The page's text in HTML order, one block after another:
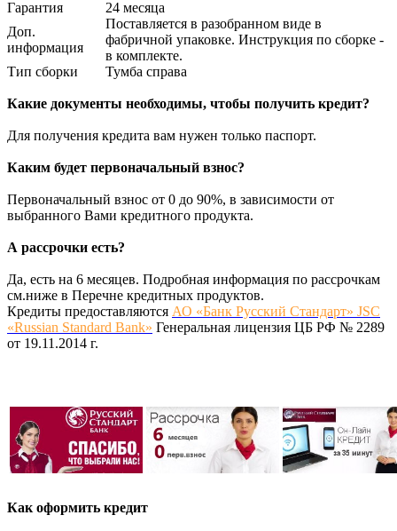
Гарантия
24 месяца
Доп.
информация
Поставляется в разобранном виде в
фабричной упаковке. Инструкция по сборке -
в комплекте.
Тип сборки
Тумба справа
Какие документы необходимы, чтобы получить кредит?
Для получения кредита вам нужен только паспорт.
Каким будет первоначальный взнос?
Первоначальный взнос от 0 до 90%, в зависимости от
выбранного Вами кредитного продукта.
А рассрочки есть?
Да, есть на 6 месяцев. Подробная информация по рассрочкам
см.ниже в Перечне кредитных продуктов.
Кредиты предоставляются АО «Банк Русский Стандарт» JSC
«Russian Standard Bank» Генеральная лицензия ЦБ РФ № 2289
от 19.11.2014 г.
Как оформить кредит